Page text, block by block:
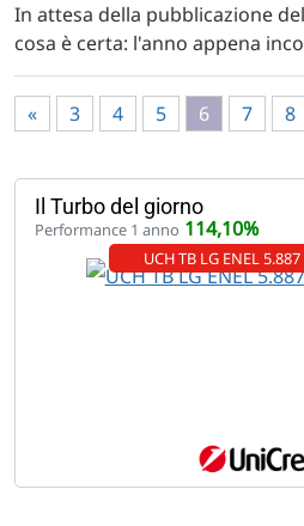
In attesa della pubblicazione
cosa è certa: l'anno appena
« 3 4 5 6 7 8
Il Turbo del giorno
Performance 1 anno 114,10%
UCH TB LG ENEL